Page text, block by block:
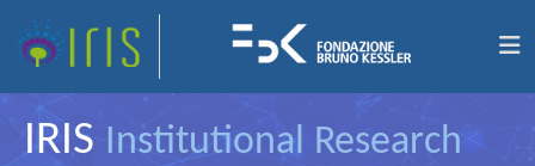
IRIS Institutional Research